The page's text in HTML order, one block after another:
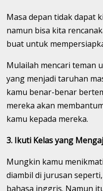
Masa depan tidak dapat
namun bisa kita
buat untuk
Mulailah mencari teman
yang menjadi taruhan
kamu benar-benar
mereka akan
kamu kepada mereka.
3. Ikuti Kelas yang
Mungkin kamu
diambil di jurusan
bahasa inggris. Namun